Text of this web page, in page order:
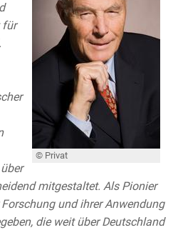
© Privat
für
mitgestaltet. Als Pionier
und ihrer Anwendung
die weit über Deutschland